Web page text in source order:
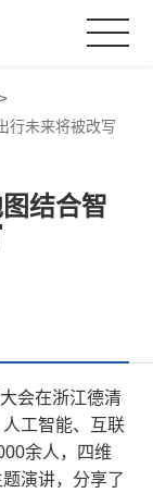
行未来将被改写
结合智
会在浙江德清
工智能、互联
余人，四维
演讲，分享了